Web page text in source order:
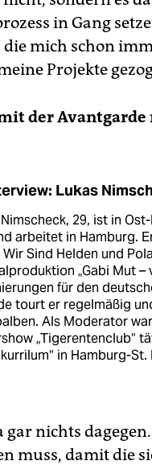
in Gang
mich schon
Projekte
der Avantgarde
Lukas
29, ist in
arbeitet in Hamburg.
Wir Sind Helden und
„Gabi Mut
für den
tourt er regelmäßig
Als Moderator
„Tigerentenclub“
in Hamburg-St.
gar nichts
muss, damit die